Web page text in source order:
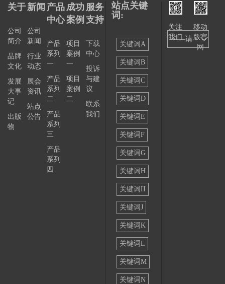
关于
公司
简介
品牌
文化
发展
大事
记
出版
物
新闻
公司
新闻
行业
动态
展会
资讯
站点
公告
产品
中心
产品
系列
一
产品
系列
二
产品
系列
三
产品
系列
四
成功
案例
项目
案例
一
项目
案例
二
服务
支持
下载
中心
投诉
与建
议
联系
我们
站点关键
词:
关键词A
关键词B
关键词C
关键词D
关键词E
关键词F
关键词G
关键词H
关键词II
关键词J
关键词K
关键词L
关键词M
关键词N
关注
我们
移动
版官
网
——请